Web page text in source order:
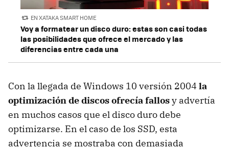
EN XATAKA SMART HOME
Voy a formatear un disco duro: estas son casi todas
las posibilidades que ofrece el mercado y las
diferencias entre cada una
Con la llegada de Windows 10 versión 2004 la
optimización de discos ofrecía fallosy advertía
en muchos casos que el disco duro debe
optimizarse. En el caso de los SSD, esta
advertencia se mostraba con demasiada